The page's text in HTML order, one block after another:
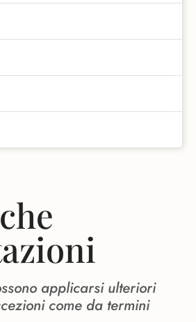
applicarsi ulteriori
come da termini